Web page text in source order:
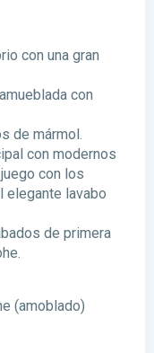
con una gran
con
de mármol.
con modernos
con los
elegante lavabo
de primera
(amoblado)